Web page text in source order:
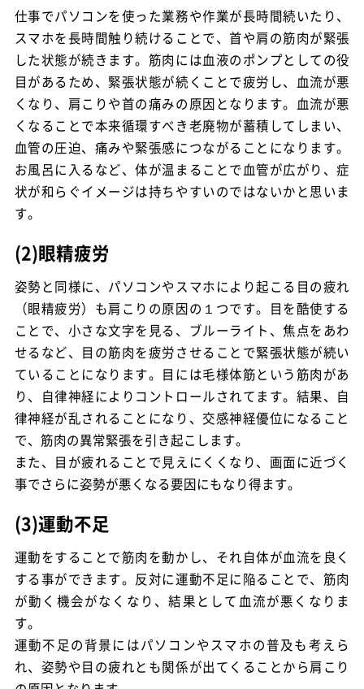
仕事でパソコンを使った業務や作業が長時間続いたり、
スマホを長時間触り続けることで、首や肩の筋肉が緊張
した状態が続きます。筋肉には血液のポンプとしての役
目があるため、緊張状態が続くことで疲労し、血流が悪
くなり、肩こりや首の痛みの原因となります。血流が悪
くなることで本来循環すべき老廃物が蓄積してしまい、
血管の圧迫、痛みや緊張感につながることになります。
お風呂に入るなど、体が温まることで血管が広がり、症
状が和らぐイメージは持ちやすいのではないかと思いま
す。
(2)眼精疲労
姿勢と同様に、パソコンやスマホにより起こる目の疲れ
（眼精疲労）も肩こりの原因の１つです。目を酷使する
ことで、小さな文字を見る、ブルーライト、焦点をあわ
せるなど、目の筋肉を疲労させることで緊張状態が続い
ていることになります。目には毛様体筋という筋肉があ
り、自律神経によりコントロールされてます。結果、自
律神経が乱されることになり、交感神経優位になること
で、筋肉の異常緊張を引き起こします。
また、目が疲れることで見えにくくなり、画面に近づく
事でさらに姿勢が悪くなる要因にもなり得ます。
(3)運動不足
運動をすることで筋肉を動かし、それ自体が血流を良く
する事ができます。反対に運動不足に陥ることで、筋肉
が動く機会がなくなり、結果として血流が悪くなりま
す。
運動不足の背景にはパソコンやスマホの普及も考えら
れ、姿勢や目の疲れとも関係が出てくることから肩こり